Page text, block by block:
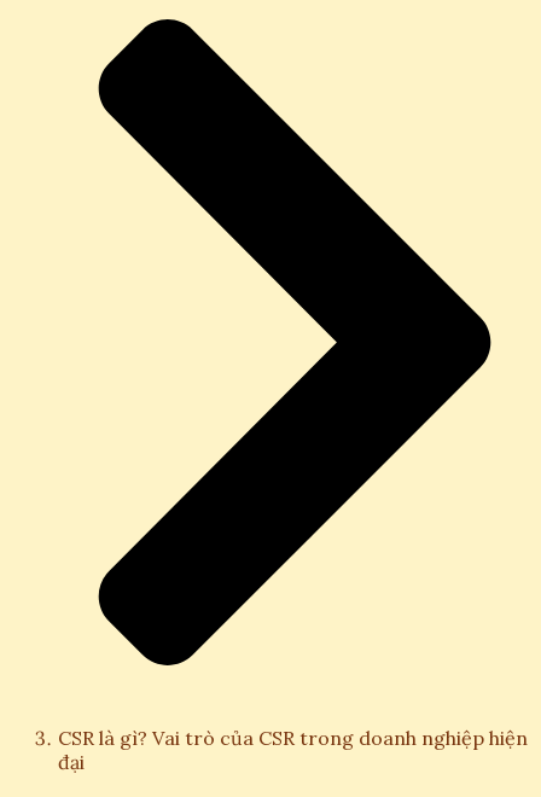
CSR là gì? Vai trò của CSR trong doanh nghiệp hiện
đại